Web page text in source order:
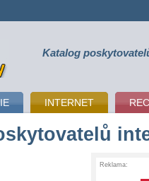
Katalog
INTERNET
Reklama: